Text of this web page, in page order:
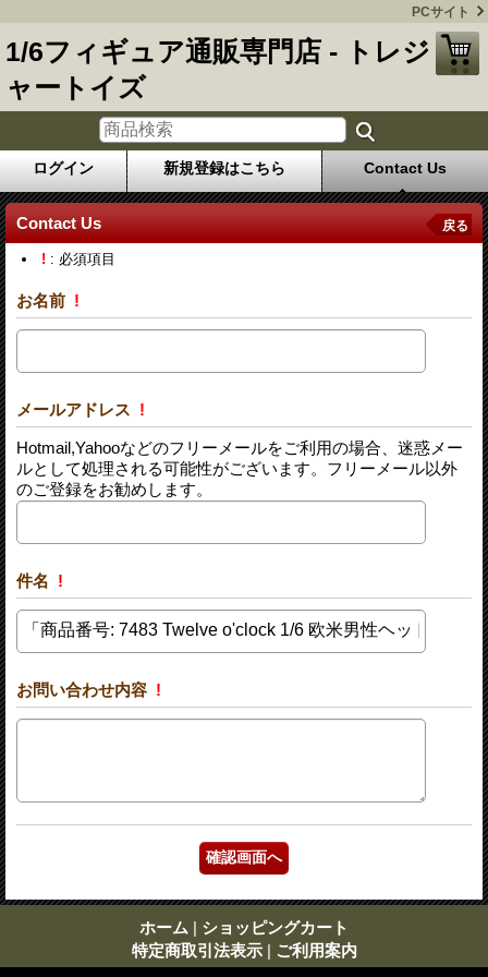
PCサイト
1/6フィギュア通販専門店 - トレジ
ャートイズ
ログイン 新規登録はこちら Contact Us
Contact Us 戻る
! : 必須項目
お名前 !
メールアドレス !
Hotmail,Yahooなどのフリーメールをご利用の場合、迷惑メー
ルとして処理される可能性がございます。フリーメール以外
のご登録をお勧めします。
件名 !
お問い合わせ内容 !
ホーム | ショッピングカート
特定商取引法表示 | ご利用案内